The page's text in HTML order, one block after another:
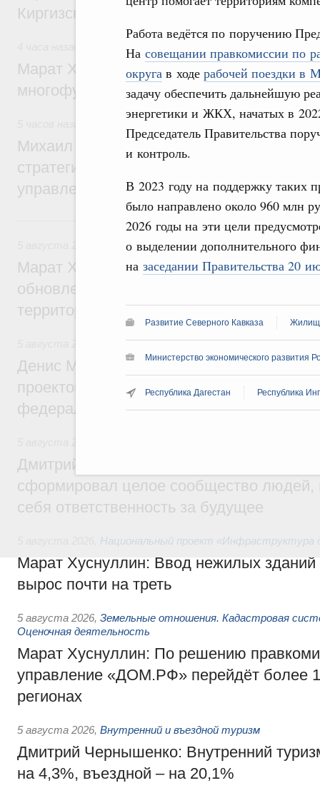
Работа ведётся по поручению
На совещании правкомиссии по
округа в ходе рабочей поездки в
задачу обеспечить дальнейшую
энергетики и ЖКХ, начатых в
Председатель Правительства
и контроль.
В 2023 году на поддержку таких
было направлено около 960 млн
2026 годы на эти цели
о выделении дополнительного
на заседании Правительства 20
Развитие Северного Кавказа
Министерство экономического развития
Республика Дагестан Республика
Киргизской межрегиональной
Дорожное хозяйство
Марат Хуснуллин: На двух скоростных
многофункциональные зоны дорожного
Технологическое развитие. Инновации
Михаил Мишустин дал поручения по
стратегической сессии о
управления научно-технологическим
Вчера
Жилищно-коммунальное хозяйство
Марат Хуснуллин: Более 4,3 тыс.
обновлено в России при участии Фонда
территорий
Инструменты развития территорий.
Денис Мантуров провёл совещание по
проектов института кураторства в
федеральном округе
Дмитрий Чернышенко: Всемирный
сформировал целое сообщество людей,
себя ответственность за будущее
Национальный проект «Инфраструктура
Марат Хуснуллин: Ввод нежилых зданий
вырос почти на треть
5 августа 2026, Земельные отношения. Кадастровая
Оценочная деятельность
Марат Хуснуллин: По решению
управление «ДОМ.РФ» перейдёт более
регионах
5 августа 2026, Внутренний и въездной туризм
Дмитрий Чернышенко: Внутренний
на 4,3%, въездной – на 20,1%